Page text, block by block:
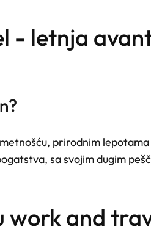
prirodnim
sa svojim dugim
work and